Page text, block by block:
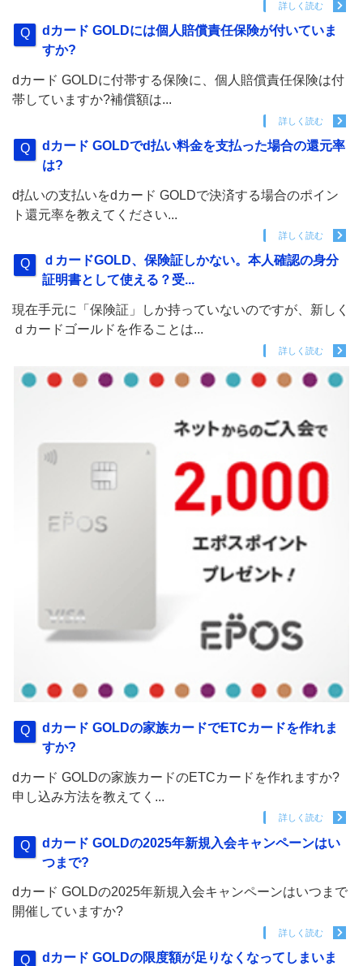
詳しく読む
dカード GOLDには個人賠償責任保険が付いていま
すか?
dカード GOLDに付帯する保険に、個人賠償責任保険は付
帯していますか?補償額は...
詳しく読む
dカード GOLDでd払い料金を支払った場合の還元率
は?
d払いの支払いをdカード GOLDで決済する場合のポイン
ト還元率を教えてください...
詳しく読む
ｄカードGOLD、保険証しかない。本人確認の身分
証明書として使える？受...
現在手元に「保険証」しか持っていないのですが、新しく
ｄカードゴールドを作ることは...
詳しく読む
dカード GOLDの家族カードでETCカードを作れま
すか?
dカード GOLDの家族カードのETCカードを作れますか?
申し込み方法を教えてく...
詳しく読む
dカード GOLDの2025年新規入会キャンペーンはい
つまで?
dカード GOLDの2025年新規入会キャンペーンはいつまで
開催していますか?
詳しく読む
dカード GOLDの限度額が足りなくなってしまいま